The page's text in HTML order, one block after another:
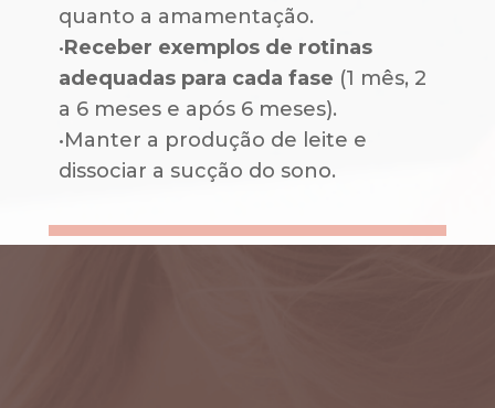
quanto a amamentação.
•Receber exemplos de rotinas
adequadas para cada fase (1 mês, 2
a 6 meses e após 6 meses).
•Manter a produção de leite e
dissociar a sucção do sono.